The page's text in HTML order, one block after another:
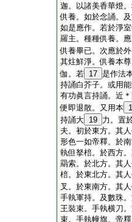
迦。以諸美香華燈
供養。如於念誦。
如是應作。若於淨
羅主。種種供養。
供養畢已。次應於
其炷鮮淨。供養本
伽。若 17 是作法
持誦白芥子。或用
有功眞言持誦。近
便即退散。又用本
持誦大 19 力。置
夫。初於東方。其
形色一如帝釋。於
執但拏棓。於西方
羂索。於北方。其
棓。於東北方。其
叉。於東南方。其
手執軍持。及數珠
王裝束。手執横刀
束。手執幢旗。帝